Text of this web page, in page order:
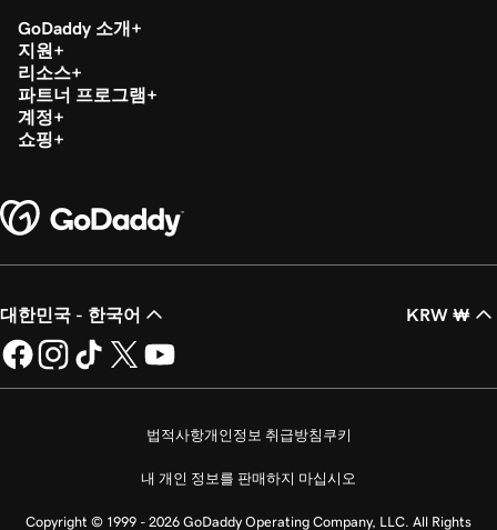
GoDaddy 소개
지원
리소스
파트너 프로그램
계정
쇼핑
대한민국 - 한국어 KRW ₩
법적사항개인정보 취급방침 쿠키
내 개인 정보를 판매하지 마십시오
Copyright © 1999 - 2026 GoDaddy Operating Company, LLC. All Rights